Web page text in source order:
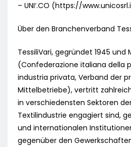
– UNI‘.CO (https://
Über den Branchenverband
TessiliVari, gegründet 1945
(Confederazione italiana della
industria privata, Verband der
Mittelbetriebe), vertritt
in verschiedensten Sektoren
Textilindustrie engagiert sind,
und internationalen
gegenüber den